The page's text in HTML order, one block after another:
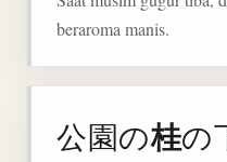
beraroma manis.
公園の桂の